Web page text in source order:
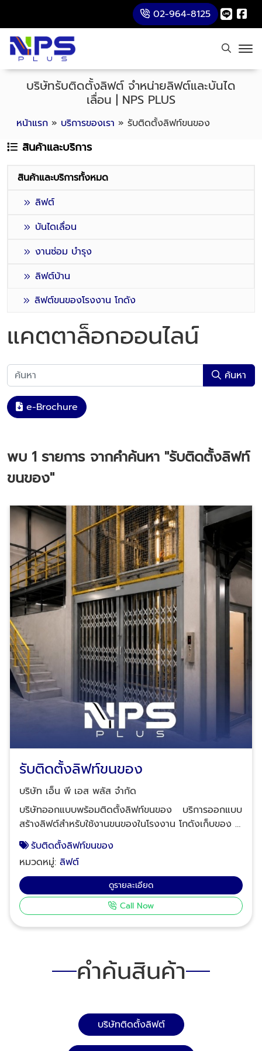
02-964-8125
หน้าแรก » บริการของเรา » รับติดตั้งลิฟท์ขนของ
บริษัทรับติดตั้งลิฟต์ จำหน่ายลิฟต์และบันได
เลื่อน | NPS PLUS
สินค้าและบริการ
สินค้าและบริการทั้งหมด
ลิฟต์
บันไดเลื่อน
งานซ่อม บำรุง
ลิฟต์บ้าน
ลิฟต์ขนของโรงงาน โกดัง
แคตตาล็อกออนไลน์
ค้นหา
e-Brochure
พบ 1 รายการ จากคำค้นหา "รับติดตั้งลิฟท์
ขนของ"
รับติดตั้งลิฟท์ขนของ
บริษัท เอ็น พี เอส พลัส จำกัด
บริษัทออกแบบพร้อมติดตั้งลิฟท์ขนของ บริการออกแบบ
สร้างลิฟต์สำหรับใช้งานขนของในโรงงาน โกดังเก็บของ 2
ชั้น หรือสูงกว่า 3 ชั้นขึ้นไป โดยตัวลิฟต์ออกแบบให้มีขนาด
ที่ใหญ่ตามการใช้งาน รวมทั้งสามารถรองรับน้ำหนักได้สูง
เพื่อตอบสนองการใช้งานด้านการขนของโดยตรง
สอบถามรายละเอียดเพิ่มเติมเกี่ยวกับงานลิฟต์ขนของ ขน
สินค้าในโรงงานและโกดัง โทร : 02-964-8125, 088-
628-9290, 083-837-8454, 095-952-7523 Line ID:
Company profile บริษัท เอ็น.พี.เอส.พลัส จำกัด
รับติดตั้งลิฟท์ขนของ
หมวดหมู่:ลิฟต์
ดูรายละเอียด
Call Now
คำค้นสินค้า
บริษัทติดตั้งลิฟต์